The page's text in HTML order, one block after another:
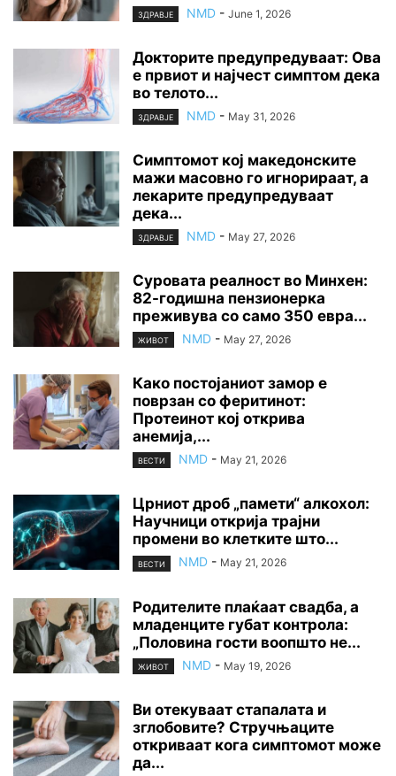
ЗДРАВЈЕ NMD - June 1, 2026
Докторите предупредуваат: Ова
е првиот и најчест симптом дека
во телото...
ЗДРАВЈЕ NMD - May 31, 2026
Симптомот кој македонските
мажи масовно го игнорираат, а
лекарите предупредуваат
дека...
ЗДРАВЈЕ NMD - May 27, 2026
Суровата реалност во Минхен:
82-годишна пензионерка
преживува со само 350 евра...
ЖИВОТ NMD - May 27, 2026
Како постојаниот замор е
поврзан со феритинот:
Протеинот кој открива
анемија,...
ВЕСТИ NMD - May 21, 2026
Црниот дроб „памети“ алкохол:
Научници открија трајни
промени во клетките што...
ВЕСТИ NMD - May 21, 2026
Родителите плаќаат свадба, а
младенците губат контрола:
„Половина гости воопшто не...
ЖИВОТ NMD - May 19, 2026
Ви отекуваат стапалата и
зглобовите? Стручњаците
откриваат кога симптомот може
да...